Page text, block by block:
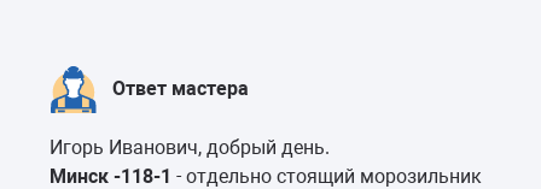
Ответ мастера
Игорь Иванович, добрый день.
Минск -118-1 - отдельно стоящий морозильник